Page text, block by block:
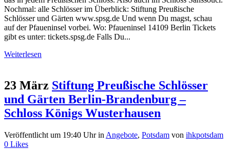
Nochmal: alle Schlösser im Überblick: Stiftung Preußische
Schlösser und Gärten www.spsg.de Und wenn Du magst, schau
auf der Pfaueninsel vorbei. Wo: Pfaueninsel 14109 Berlin Tickets
gibt es unter: tickets.spsg.de Falls Du...
Weiterlesen
23 März Stiftung Preußische Schlösser
und Gärten Berlin-Brandenburg –
Schloss Königs Wusterhausen
Veröffentlicht um 19:40 Uhrin Angebote, Potsdam von ihkpotsdam
0 Likes